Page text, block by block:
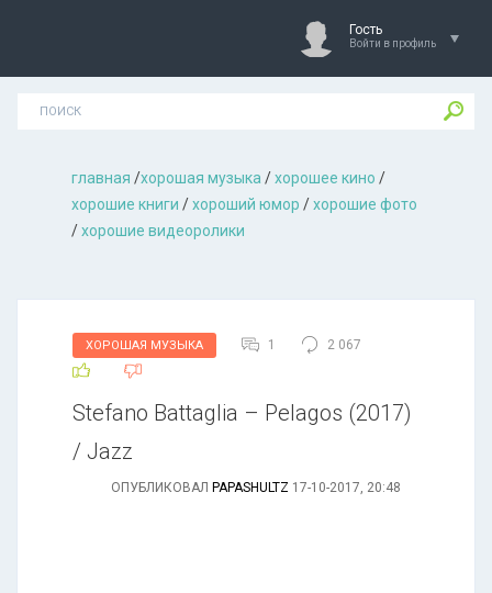
Гость
Войти в профиль
главная /хорошая музыкa /хорошее кино /
хорошие книги /хороший юмор /хорошие фото
/хорошие видеоролики
ХОРОШАЯ МУЗЫКА 1 2 067
Stefano Battaglia – Pelagos (2017)
/ Jazz
ОПУБЛИКОВАЛ PAPASHULTZ 17-10-2017, 20:48